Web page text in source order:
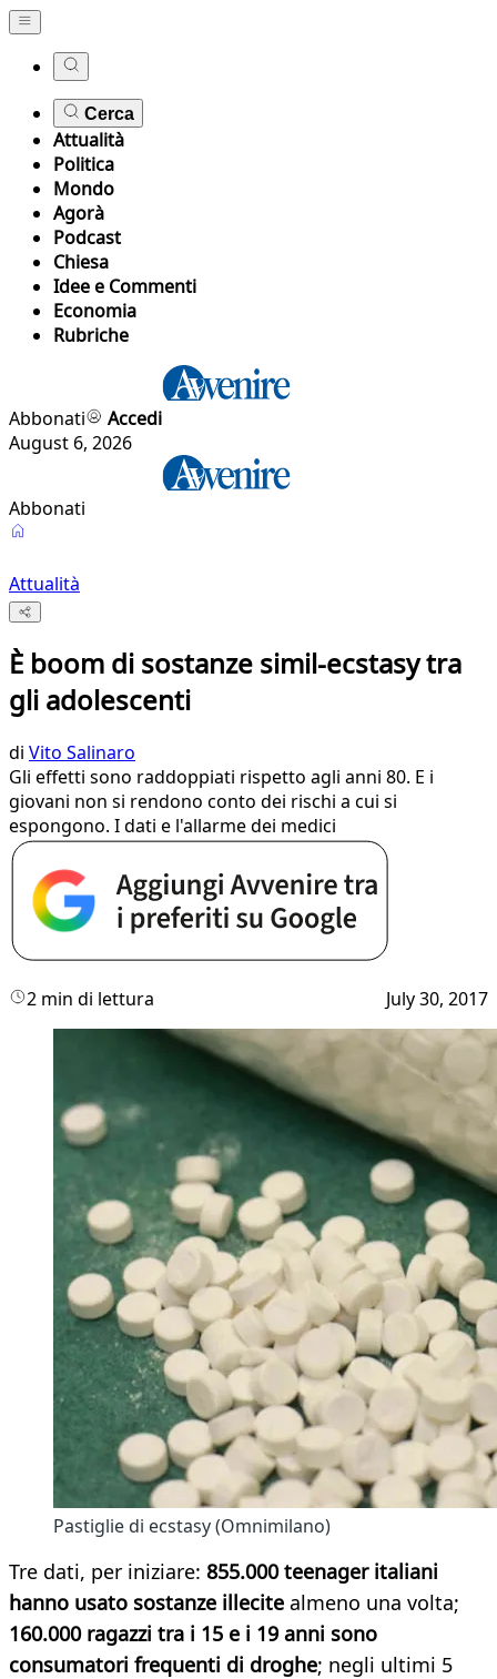
Cerca
Attualità
Politica
Mondo
Agorà
Podcast
Chiesa
Idee e Commenti
Economia
Rubriche
Abbonati
Accedi
August 6, 2026
Abbonati
Attualità
È boom di sostanze simil-ecstasy tra
gli adolescenti
di Vito Salinaro
Gli effetti sono raddoppiati rispetto agli anni 80. E i
giovani non si rendono conto dei rischi a cui si
espongono. I dati e l'allarme dei medici
2 min di lettura July 30, 2017
Pastiglie di ecstasy (Omnimilano)
Tre dati, per iniziare: 855.000 teenager italiani
hanno usato sostanze illecite almeno una volta;
160.000 ragazzi tra i 15 e i 19 anni sono
consumatori frequenti di droghe; negli ultimi 5